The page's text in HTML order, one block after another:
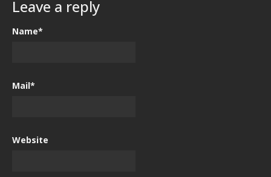
Leave a reply
Name*
Mail*
Website